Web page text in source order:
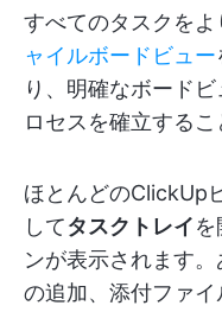
すべてのタスクをよ
ャイルボードビュー
り、明確なボード
ロセスを確立するこ
ほとんどのClickUp
してタスクトレイ
ンが表示されます
の追加、添付ファ